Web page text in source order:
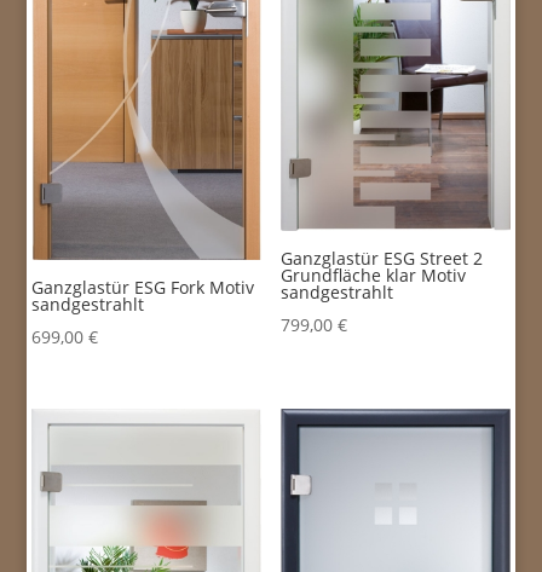
Ganzglastür ESG Fork Motiv
sandgestrahlt
699,00€
Ganzglastür ESG Street 2
Grundfläche klar Motiv
sandgestrahlt
799,00 €